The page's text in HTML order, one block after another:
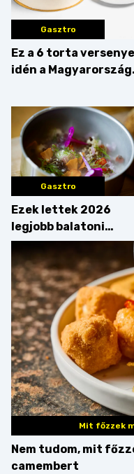
Gasztro
Ez a 6 torta
idén a Magyarország
Gasztro
Ezek lettek 2026
legjobb balatoni
strandételei –
végigkóstoltuk a
győzteseket
Mit főzzek
Nem tudom, mit
camembert